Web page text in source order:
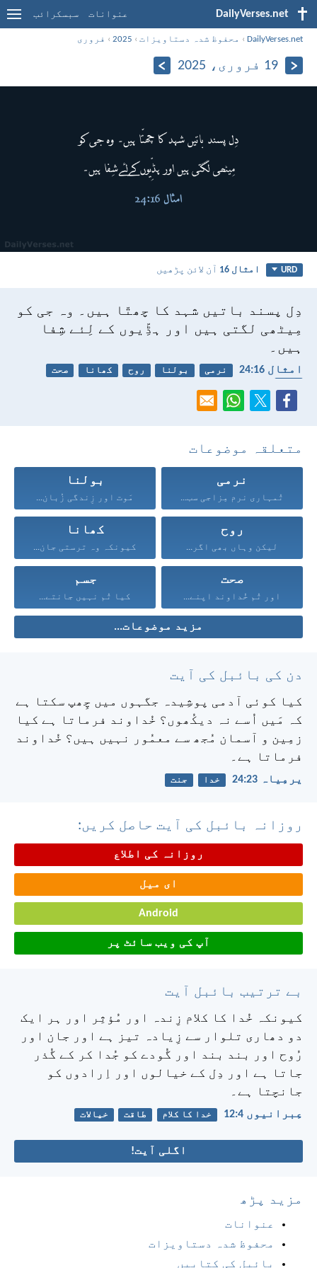
DailyVerses.net عنوانات سبسکرائب
DailyVerses.net
› محفوظ شدہ دستاویزات ›
2025
› فروری
19 فروری، 2025
URD امثال 16 آن لائن پڑھیں
دِل پسند باتیں شہد کا چھتّا ہیں۔ وہ جی کو
مِیٹھی لگتی ہیں اور ہڈِّیوں کے لِئے شِفا
ہیں۔
امثال 16:‏24 نرمی بولنا روح کھانا
صحت
متعلقہ موضوعات
نرمی
تُمہاری نرم مِزاجی سب...
بولنا
مَوت اور زِندگی زُبان...
روح
لیکن وہاں بھی اگر...
کھانا
کیونکہ وہ ترستی جان...
صحت
اور تُم خُداوند اپنے...
جسم
کیا تُم نہیں جانتے...
مزید موضوعات...
دن کی بائبل کی آیت
کیا کوئی آدمی پوشِیدہ جگہوں میں چِھپ سکتا ہے
کہ مَیں اُسے نہ دیکُھوں؟ خُداوند فرماتا ہے کیا
زمِین و آسمان مُجھ سے معمُور نہیں ہیں؟ خُداوند
فرماتا ہے۔
یرمِیاہ 23:‏24 خدا جنت
روزانہ بائبل کی آیت حاصل کریں:
روزانہ کی اطلاع
ای میل
Android
آپ کی ویب سائٹ پر
بے ترتیب بائبل آیت
کیونکہ خُدا کا کلام زِندہ اور مُؤثِر اور ہر ایک
دو دھاری تلوار سے زِیادہ تیز ہے اور جان اور
رُوح اور بند بند اور گُودے کو جُدا کر کے گُذر
جاتا ہے اور دِل کے خیالوں اور اِرادوں کو
جانچتا ہے۔
عِبرانیوں 4:‏12 خدا کا کلام طاقت خیالات
اگلی آیت!
مزید پڑھ
عنوانات
محفوظ شدہ دستاویزات
بائبل کی کتابیں